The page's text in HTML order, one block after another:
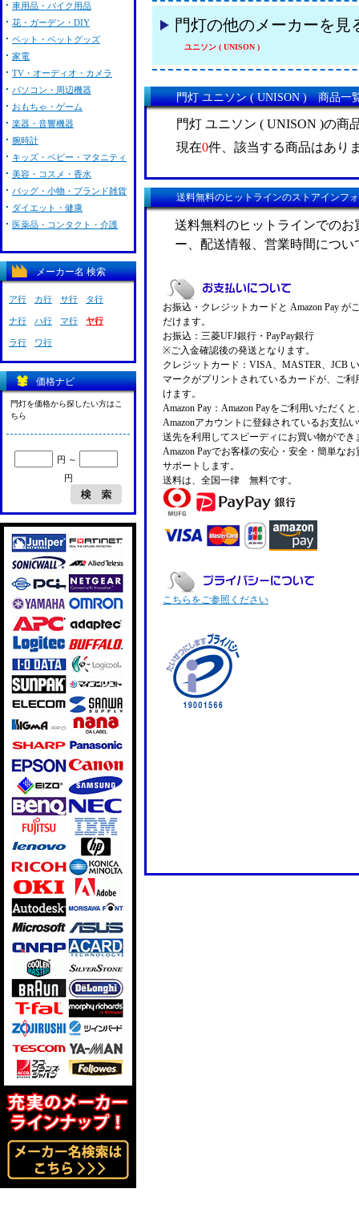
門灯の他のメーカーを見
ユニソン ( UNISON )
門灯 ユニソン ( UNISON ) 商品一
門灯 ユニソン ( UNISON )の商
現在0件、該当する商品はあり
送料無料のヒットラインのストアインフ
送料無料のヒットラインでの
ー、配送情報、営業時間につ
お振込・クレジットカードと Amazon Pay が
だけます。
お振込：三菱UFJ銀行・PayPay銀行
※ご入金確認後の発送となります。
クレジットカード：VISA、MASTER、JCB
マークがプリントされているカードが、ご利
けます。
Amazon Pay：Amazon Payをご利用いただく
Amazonアカウントに登録されているお支払
送先を利用してスピーディにお買い物ができ
Amazon Payでお客様の安心・安全・簡単な
サポートします。
送料は、全国一律 無料です。
こちらをご参照ください
車用品・バイク用品
花・ガーデン・DIY
ペット・ペットグッズ
家電
TV・オーディオ・カメラ
パソコン・周辺機器
おもちゃ・ゲーム
楽器・音響機器
腕時計
キッズ・ベビー・マタニティ
美容・コスメ・香水
バッグ・小物・ブランド雑貨
ダイエット・健康
医薬品・コンタクト・介護
メーカー名 検索
ア行 カ行 サ行 タ行
ナ行 ハ行 マ行 ヤ行
ラ行 ワ行
価格ナビ
門灯を価格から探したい方はこ
ちら
円 ～
円